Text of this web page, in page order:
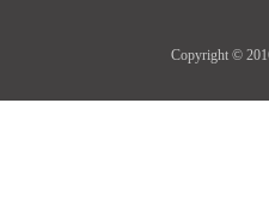
Copyright ©